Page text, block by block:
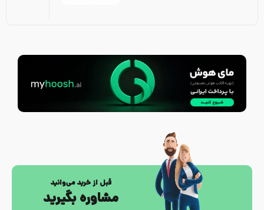
قبل از خرید می‌وانید
مشاوره بگیرید